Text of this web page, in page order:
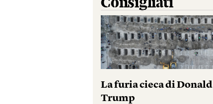
La furia cieca di Donald
Trump